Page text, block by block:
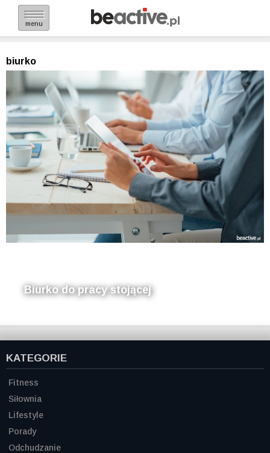
menu
biurko
Biurko do pracy stojącej
KATEGORIE
Fitness
Siłownia
Lifestyle
Porady
Odchudzanie